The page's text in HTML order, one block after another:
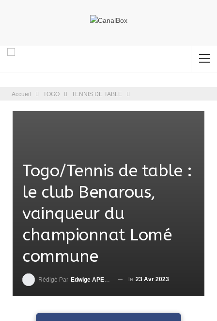
Accueil TOGO TENNIS DE TABLE
Togo/Tennis de table :
le club Benarous,
vainqueur du
championnat Lomé
commune
Rédigé Par Edwige APEDO le 23 Avr 2023